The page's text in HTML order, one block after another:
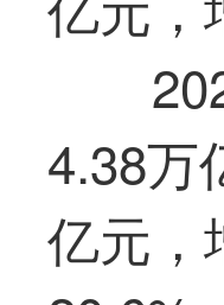
4.38万
亿元，